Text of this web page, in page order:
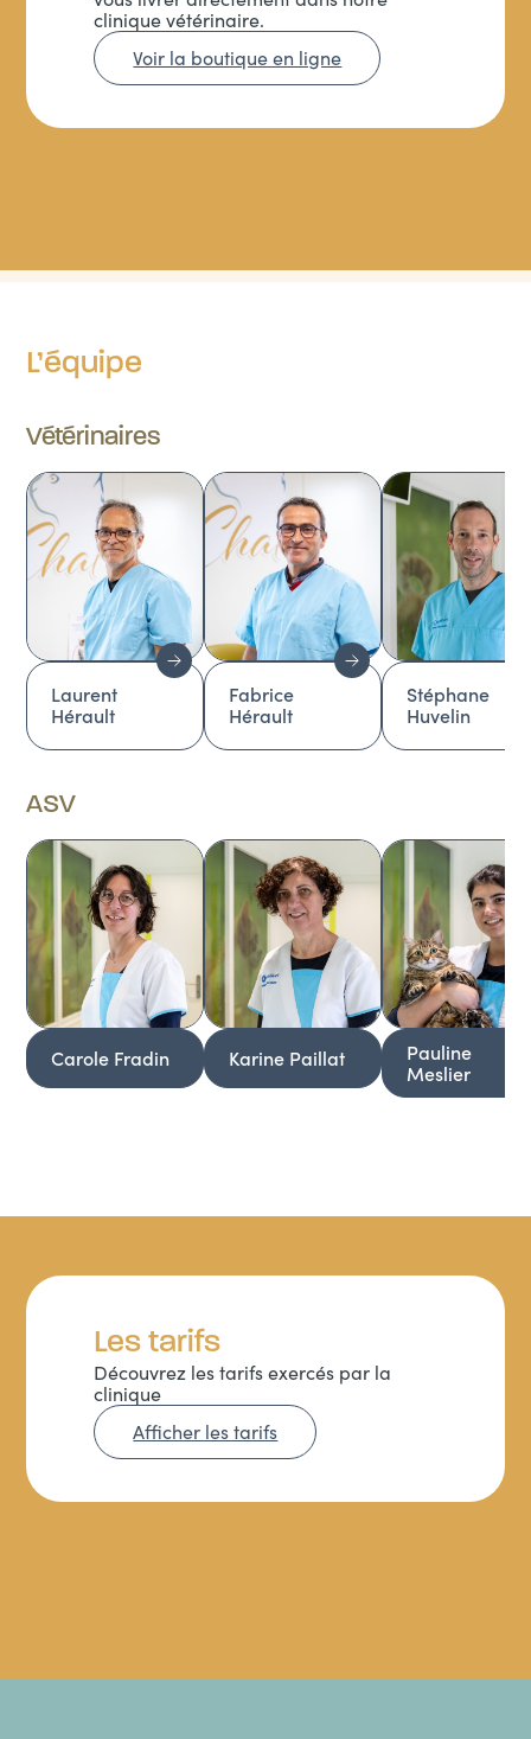
clinique vétérinaire.
Voir la boutique en ligne
L’équipe
Vétérinaires
Laurent
Hérault
Fabrice
Hérault
Stéphane
Huvelin
ASV
Carole Fradin Karine Paillat
Pauline
Meslier
Les tarifs
Découvrez les tarifs exercés par la
clinique
Afficher les tarifs